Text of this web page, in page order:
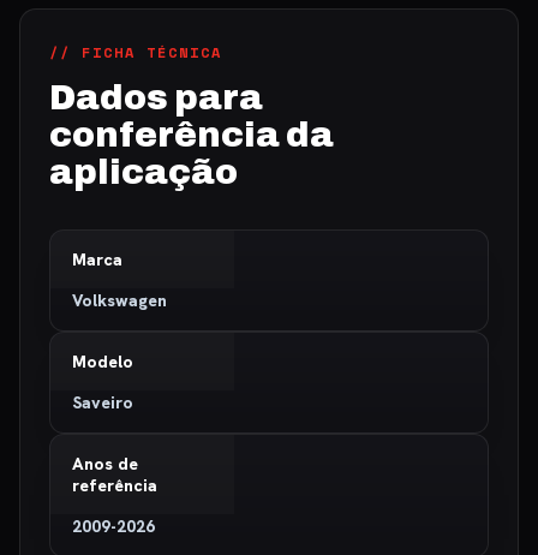
// FICHA TÉCNICA
Dados para
conferência da
aplicação
Marca
Volkswagen
Modelo
Saveiro
Anos de
referência
2009-2026